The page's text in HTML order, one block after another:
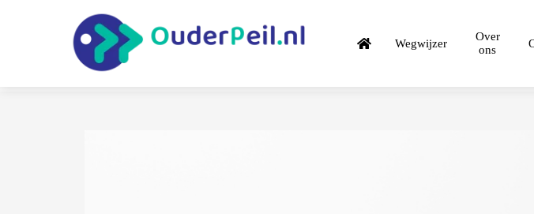
Wegwijzer
Over
ons